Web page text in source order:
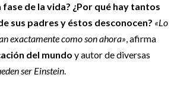
de la vida? ¿Por qué hay tantos
sus padres y éstos desconocen? «Lo
exactamente como son ahora», afirma
del mundo y autor de diversas
ser Einstein.